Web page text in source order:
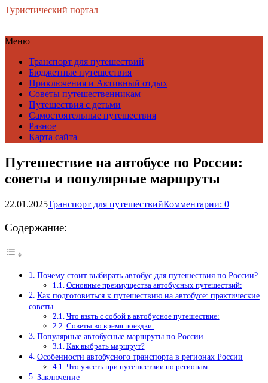
Туристический портал
Меню
Транспорт для путешествий
Бюджетные путешествия
Приключения и Активный отдых
Советы путешественникам
Путешествия с детьми
Самостоятельные путешествия
Разное
Карта сайта
Путешествие на автобусе по России:
советы и популярные маршруты
22.01.2025Транспорт для путешествийКомментарии: 0
Содержание:
Почему стоит выбирать автобус для путешествия по России?
Основные преимущества автобусных путешествий:
Как подготовиться к путешествию на автобусе: практические
советы
Что взять с собой в автобусное путешествие:
Советы во время поездки:
Популярные автобусные маршруты по России
Как выбрать маршрут?
Особенности автобусного транспорта в регионах России
Что учесть при путешествии по регионам:
Заключение